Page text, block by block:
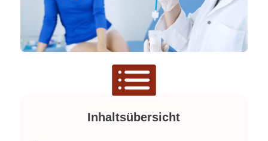
Inhaltsübersicht